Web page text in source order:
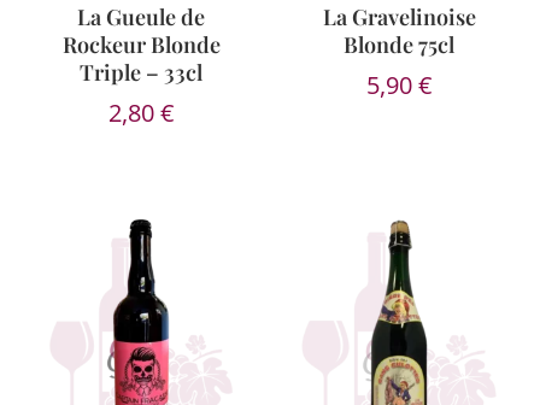
La Gueule de
Rockeur Blonde
Triple – 33cl
2,80€
La Gravelinoise
Blonde 75cl
5,90€